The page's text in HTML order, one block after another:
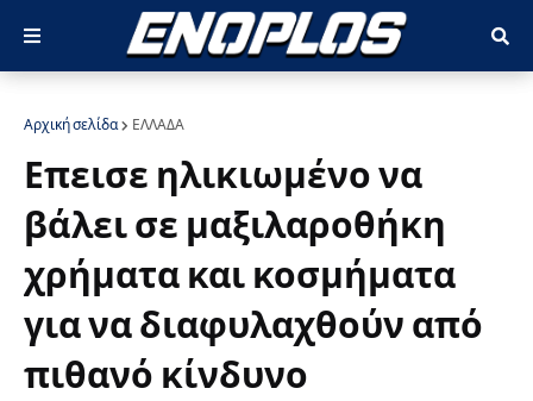
Αρχική σελίδα ΕΛΛΑΔΑ
Επεισε ηλικιωμένο να
βάλει σε μαξιλαροθήκη
χρήματα και κοσμήματα
για να διαφυλαχθούν από
πιθανό κίνδυνο